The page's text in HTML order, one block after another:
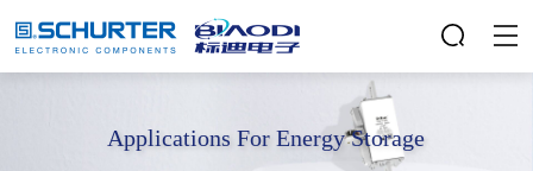
Applications For Energy Storage